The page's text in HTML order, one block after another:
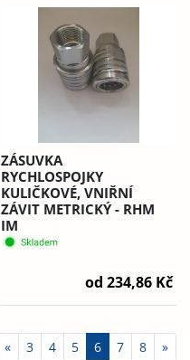
ZÁSUVKA
RYCHLOSPOJKY
KULIČKOVÉ, VNIŘNÍ
ZÁVIT METRICKÝ - RHM
IM
od 234,86 Kč
« 3 4 5 6 7 8 »